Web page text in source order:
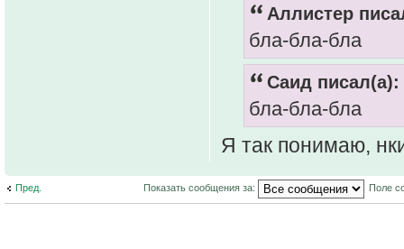
Аллистер
бла-бла-бла
Саид писал(а):
бла-бла-бла
Я так понимаю,
Пред. Показать сообщения за: Поле